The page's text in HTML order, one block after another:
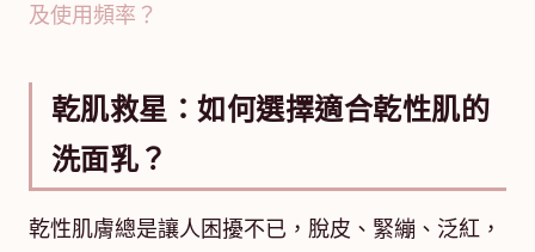
及使用頻率？
乾肌救星：如何選擇適合乾性肌的
洗面乳？
乾性肌膚總是讓人困擾不已，脫皮、緊繃、泛紅，